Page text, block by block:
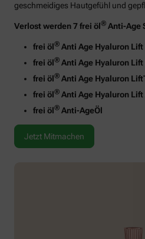
geschmeidiges Hautgefühl und
Verlost werden 7 frei öl® Anti-Age
frei öl® Anti Age Hyaluron Lift
frei öl® Anti Age Hyaluron
frei öl® Anti Age Hyaluron
frei öl® Anti Age Hyaluron
frei öl® Anti-AgeÖl
Jetzt Mitmachen